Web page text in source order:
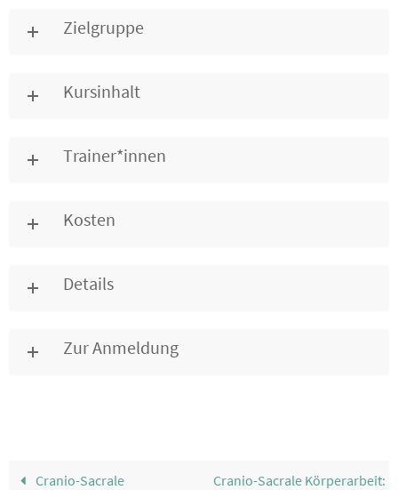
Zielgruppe
Kursinhalt
Trainer*innen
Kosten
Details
Zur Anmeldung
Cranio-Sacrale
Cranio-Sacrale Körperarbeit: